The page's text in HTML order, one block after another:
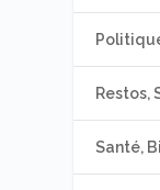
Restos,
Santé,